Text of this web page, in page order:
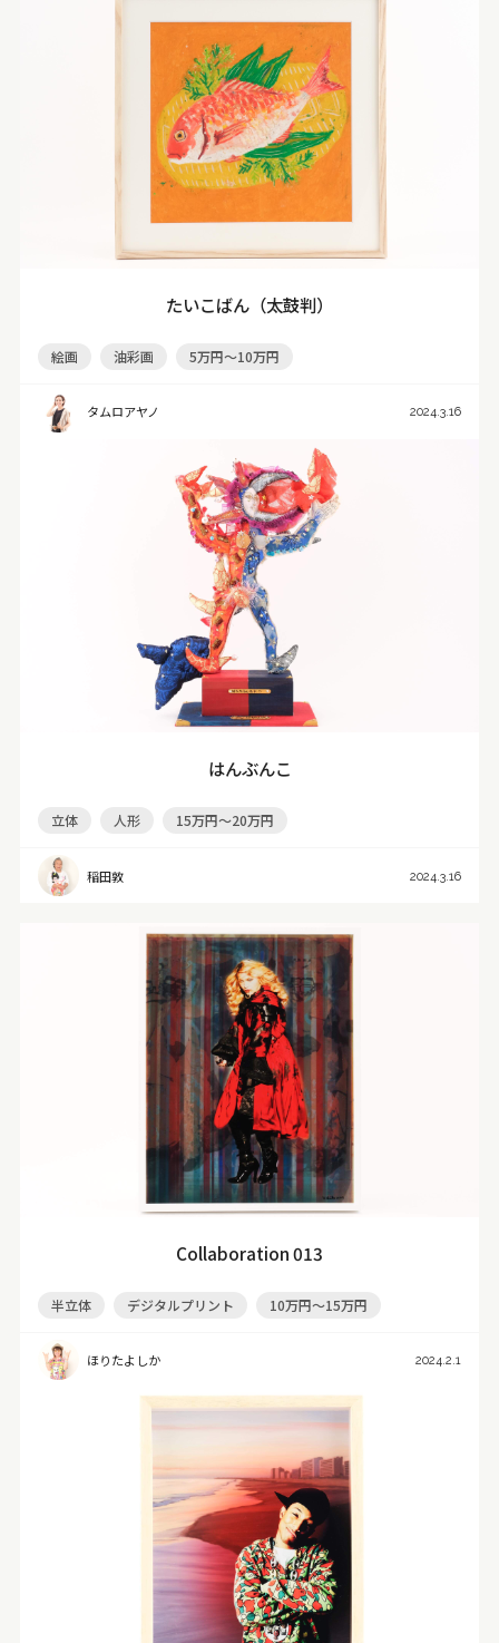
たいこばん（太鼓判）
絵画 油彩画 5万円～10万円
タムロアヤノ 2024.3.16
はんぶんこ
立体 人形 15万円～20万円
稲田敦 2024.3.16
Collaboration 013
半立体 デジタルプリント 10万円～15万円
ほりたよしか 2024.2.1